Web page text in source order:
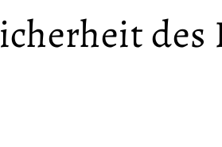
des